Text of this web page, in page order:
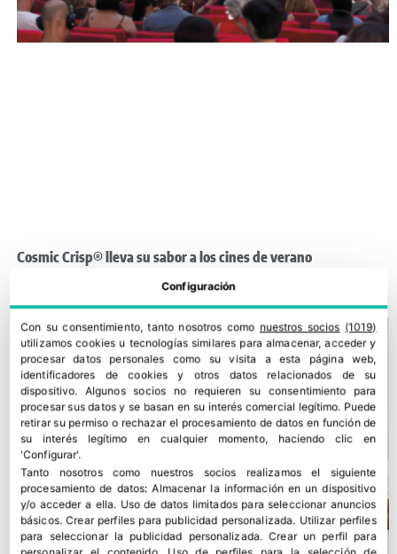
Cosmic Crisp® lleva su sabor a los cines de verano
Configuración
Con su consentimiento, tanto nosotros como nuestros socios (1019)
utilizamos cookies u tecnologías similares para almacenar, acceder y
procesar datos personales como su visita a esta página web,
identificadores de cookies y otros datos relacionados de su
dispositivo. Algunos socios no requieren su consentimiento para
procesar sus datos y se basan en su interés comercial legítimo. Puede
retirar su permiso o rechazar el procesamiento de datos en función de
su interés legítimo en cualquier momento, haciendo clic en
'Configurar'.
Tanto nosotros como nuestros socios realizamos el siguiente
procesamiento de datos:Almacenar la información en un dispositivo
y/o acceder a ella. Uso de datos limitados para seleccionar anuncios
básicos.Crear perfiles para publicidad personalizada. Utilizar perfiles
para seleccionar la publicidad personalizada.Crear un perfil para